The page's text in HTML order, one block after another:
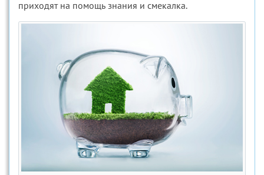
приходят на помощь знания и смекалка.